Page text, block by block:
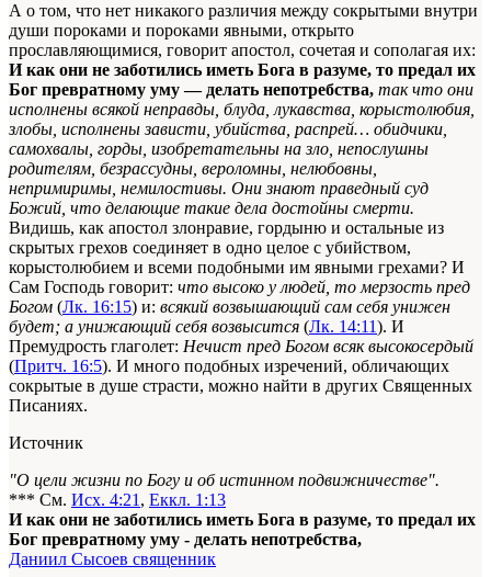
А о том, что нет никакого различия между сокрытыми внутри
души пороками и пороками явными, открыто
прославляющимися, говорит апостол, сочетая и сополагая их:
И как они не заботились иметь Бога в разуме, то предал их
Бог превратному уму — делать непотребства, так что они
исполнены всякой неправды, блуда, лукавства, корыстолюбия,
злобы, исполнены зависти, убийства, распрей… обидчики,
самохвалы, горды, изобретательны на зло, непослушны
родителям, безрассудны, вероломны, нелюбовны,
непримиримы, немилостивы. Они знают праведный суд
Божий, что делающие такие дела достойны смерти.
Видишь, как апостол злонравие, гордыню и остальные из
скрытых грехов соединяет в одно целое с убийством,
корыстолюбием и всеми подобными им явными грехами? И
Сам Господь говорит: что высоко у людей, то мерзость пред
Богом (Лк. 16:15) и: всякий возвышающий сам себя унижен
будет; а унижающий себя возвысится (Лк. 14:11). И
Премудрость глаголет: Нечист пред Богом всяк высокосердый
(Притч. 16:5). И много подобных изречений, обличающих
сокрытые в душе страсти, можно найти в других Священных
Писаниях.
Источник
"О цели жизни по Богу и об истинном подвижничестве".
*** См. Исх. 4:21 , Еккл. 1:13
И как они не заботились иметь Бога в разуме, то предал их
Бог превратному уму - делать непотребства,
Даниил Сысоев священник